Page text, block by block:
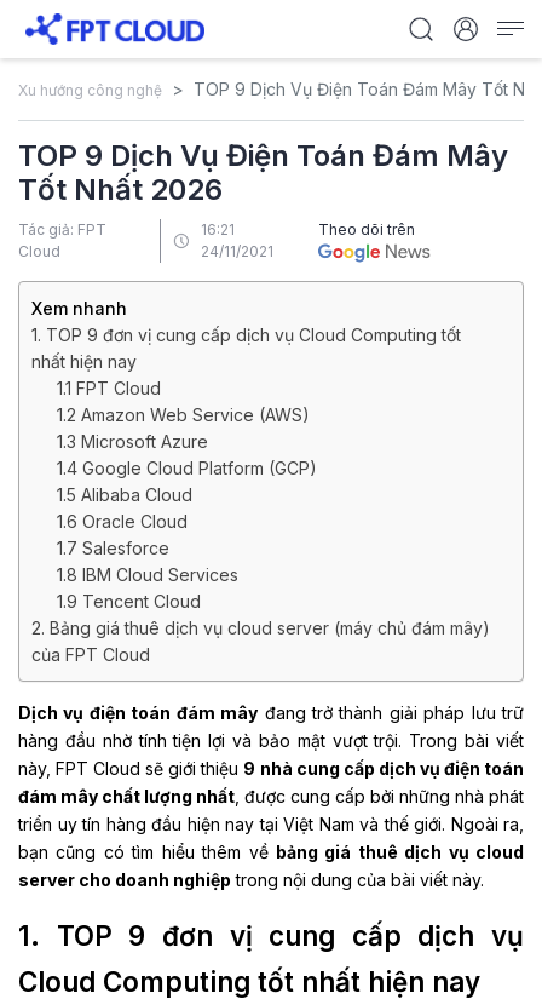
Xu hướng công nghệ TOP 9 Dịch Vụ Điện Toán Đám Mây Tốt
TOP 9 Dịch Vụ Điện Toán Đám Mây
Tốt Nhất 2026
Tác giả: FPT
Cloud
16:21
24/11/2021
Theo dõi trên
Xem nhanh
1. TOP 9 đơn vị cung cấp dịch vụ Cloud Computing tốt
nhất hiện nay
1.1 FPT Cloud
1.2 Amazon Web Service (AWS)
1.3 Microsoft Azure
1.4 Google Cloud Platform (GCP)
1.5 Alibaba Cloud
1.6 Oracle Cloud
1.7 Salesforce
1.8 IBM Cloud Services
1.9 Tencent Cloud
2. Bảng giá thuê dịch vụ cloud server (máy chủ đám mây)
của FPT Cloud
Dịch vụ điện toán đám mây đang trở thành giải pháp lưu trữ
hàng đầu nhờ tính tiện lợi và bảo mật vượt trội. Trong bài viết
này, FPT Cloud sẽ giới thiệu 9 nhà cung cấp dịch vụ điện toán
đám mây chất lượng nhất , được cung cấp bởi những nhà phát
triển uy tín hàng đầu hiện nay tại Việt Nam và thế giới. Ngoài ra,
bạn cũng có tìm hiểu thêm về bảng giá thuê dịch vụ cloud
server cho doanh nghiệp trong nội dung của bài viết này.
1. TOP 9 đơn vị cung cấp dịch vụ
Cloud Computing tốt nhất hiện nay